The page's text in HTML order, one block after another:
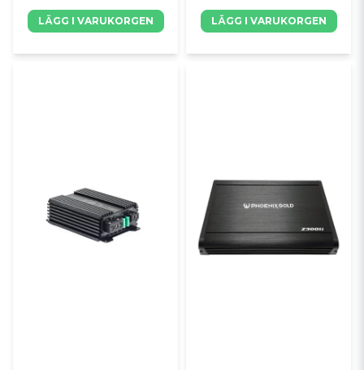
LÄGG I VARUKORGEN LÄGG I VARUKORGEN